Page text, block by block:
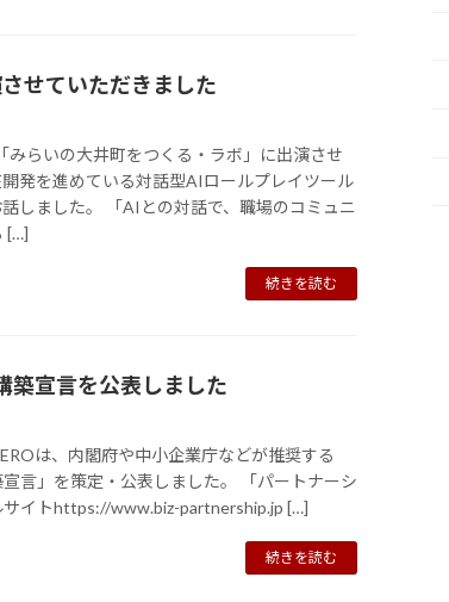
せていただきました
みらいの大井町をつくる・ラボ」に出演させ
発を進めている対話型AIロールプレイツール
話しました。 「AIとの対話で、職場のコミュニ
[…]
続きを読む
築宣言を公表しました
は、内閣府や中小企業庁などが推奨する
宣言」を策定・公表しました。 「パートナーシ
サイトhttps://www.biz-partnership.jp […]
続きを読む